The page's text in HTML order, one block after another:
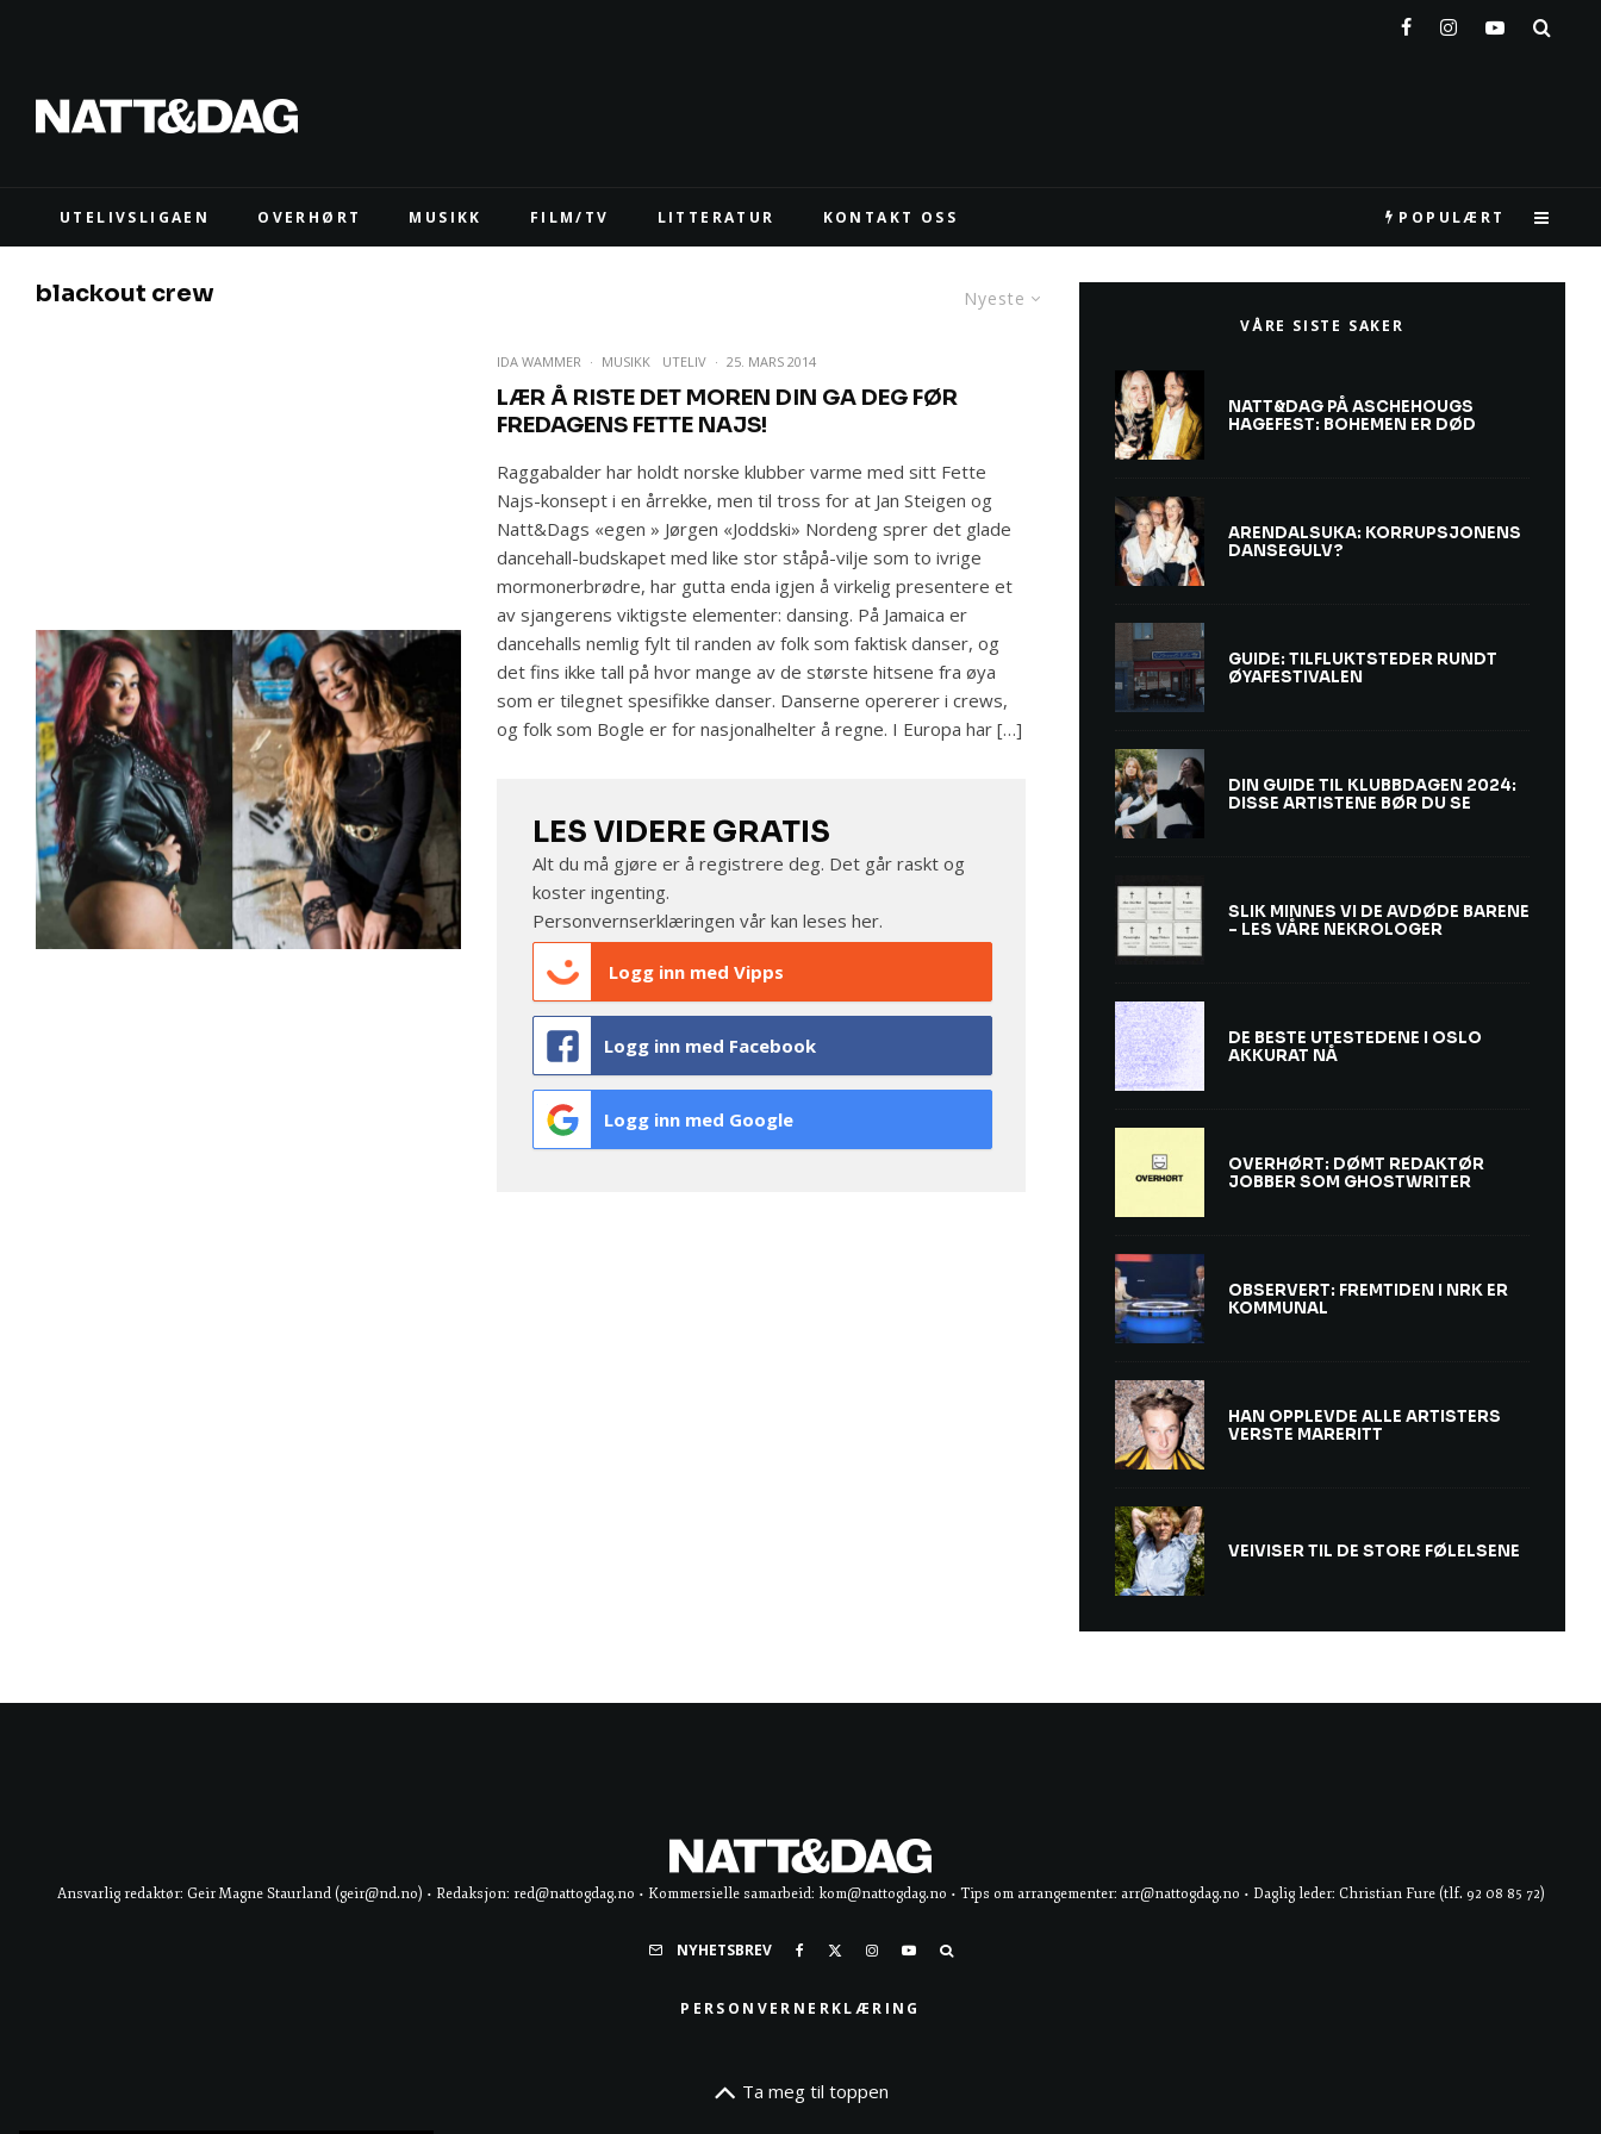
UTELIVSLIGAEN OVERHØRT MUSIKK FILM/TV LITTERATUR KONTAKT OSS POPULÆRT
Nyeste
blackout crew
IDA WAMMER · MUSIKK UTELIV · 25. MARS 2014
LÆR Å RISTE DET MOREN DIN GA DEG FØR
FREDAGENS FETTE NAJS!
Raggabalder har holdt norske klubber varme med sitt Fette
Najs-konsept i en årrekke, men til tross for at Jan Steigen og
Natt&Dags «egen » Jørgen «Joddski» Nordeng sprer det glade
dancehall-budskapet med like stor ståpå-vilje som to ivrige
mormonerbrødre, har gutta enda igjen å virkelig presentere et
av sjangerens viktigste elementer: dansing. På Jamaica er
dancehalls nemlig fylt til randen av folk som faktisk danser, og
det fins ikke tall på hvor mange av de største hitsene fra øya
som er tilegnet spesifikke danser. Danserne opererer i crews,
og folk som Bogle er for nasjonalhelter å regne. I Europa har […]
LES VIDERE GRATIS
Alt du må gjøre er å registrere deg. Det går raskt og
koster ingenting.
Personvernserklæringen vår kan lesesher.
Logg inn med Vipps
Logg inn med Facebook
Logg inn med Google
VÅRE SISTE SAKER
NATT&DAG PÅ ASCHEHOUGS
HAGEFEST: BOHEMEN ER DØD
ARENDALSUKA: KORRUPSJONENS
DANSEGULV?
GUIDE: TILFLUKTSTEDER RUNDT
ØYAFESTIVALEN
DIN GUIDE TIL KLUBBDAGEN 2024:
DISSE ARTISTENE BØR DU SE
SLIK MINNES VI DE AVDØDE BARENE
– LES VÅRE NEKROLOGER
DE BESTE UTESTEDENE I OSLO
AKKURAT NÅ
OVERHØRT: DØMT REDAKTØR
JOBBER SOM GHOSTWRITER
OBSERVERT: FREMTIDEN I NRK ER
KOMMUNAL
HAN OPPLEVDE ALLE ARTISTERS
VERSTE MARERITT
VEIVISER TIL DE STORE FØLELSENE
Ansvarlig redaktør: Geir Magne Staurland (geir@nd.no) • Redaksjon: red@nattogdag.no • Kommersielle samarbeid: kom@nattogdag.no • Tips om arrangementer: arr@nattogdag.no • Daglig leder: Christian Fure (tlf. 92 08 85 72)
NYHETSBREV
PERSONVERNERKLÆRING
Ta meg til toppen